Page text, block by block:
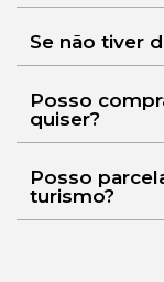
Se não tiver
Posso
quiser?
Posso
turismo?